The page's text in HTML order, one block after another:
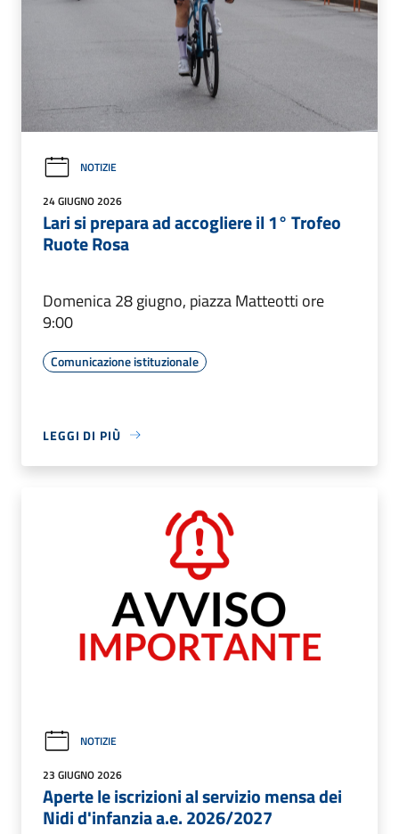
NOTIZIE
24 GIUGNO 2026
Lari si prepara ad accogliere il 1° Trofeo
Ruote Rosa
Domenica 28 giugno, piazza Matteotti ore
9:00
Comunicazione istituzionale
LEGGI DI PIÙ
NOTIZIE
23 GIUGNO 2026
Aperte le iscrizioni al servizio mensa dei
Nidi d'infanzia a.e. 2026/2027